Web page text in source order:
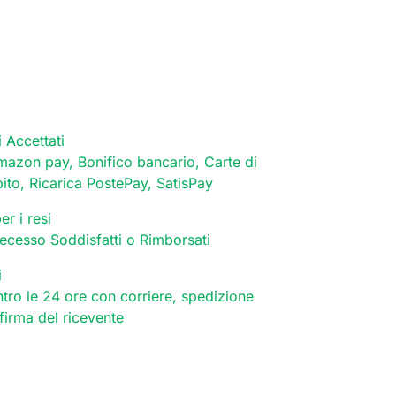
Accettati
pay, Bonifico bancario, Carte di
Ricarica PostePay, SatisPay
i resi
Soddisfatti o Rimborsati
le 24 ore con corriere, spedizione
del ricevente